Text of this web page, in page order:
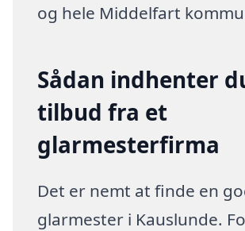
og hele Middelfart
Sådan indhenter
tilbud fra et
glarmesterfirma
Det er nemt at finde en
glarmester i Kauslunde.